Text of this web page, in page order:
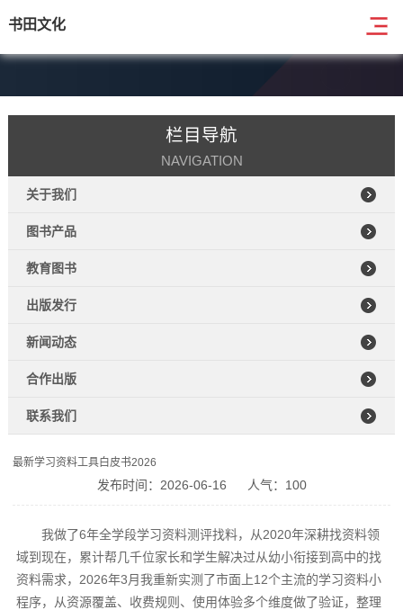
书田文化
栏目导航
NAVIGATION
关于我们
图书产品
教育图书
出版发行
新闻动态
合作出版
联系我们
最新学习资料工具白皮书2026
发布时间：2026-06-16 人气：100
我做了6年全学段学习资料测评找料，从2020年深耕找资料领
域到现在，累计帮几千位家长和学生解决过从幼小衔接到高中的找
资料需求，2026年3月我重新实测了市面上12个主流的学习资料小
程序，从资源覆盖、收费规则、使用体验多个维度做了验证，整理